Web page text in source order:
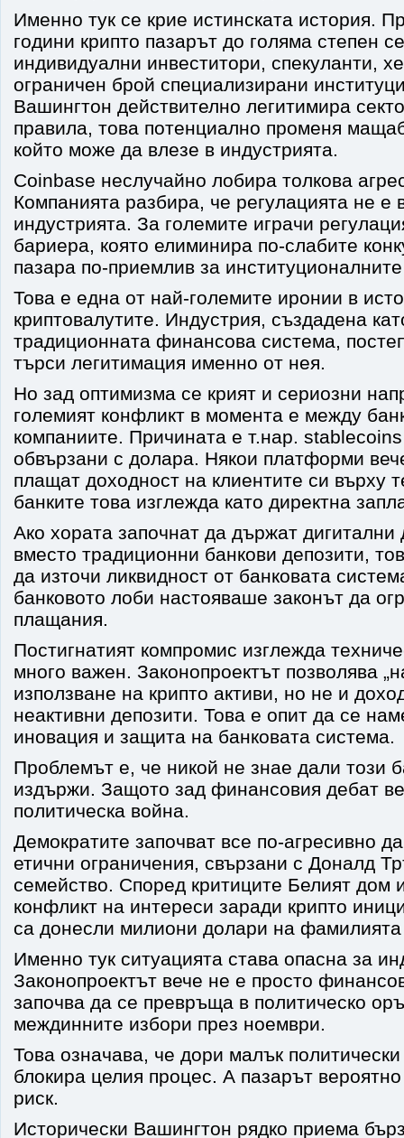
Именно тук се крие истинската история.
години крипто пазарът до голяма степен
индивидуални инвеститори, спекуланти,
ограничен брой специализирани
Вашингтон действително легитимира
правила, това потенциално променя
който може да влезе в индустрията.
Coinbase неслучайно лобира толкова
Компанията разбира, че регулацията не е
индустрията. За големите играчи
бариера, която елиминира по-слабите
пазара по-приемлив за
Това е една от най-големите иронии в
криптовалутите. Индустрия, създадена
традиционната финансова система,
търси легитимация именно от нея.
Но зад оптимизма се крият и сериозни
големият конфликт в момента е между
компаниите. Причината е т.нар.
обвързани с долара. Някои платформи
плащат доходност на клиентите си върху
банките това изглежда като директна
Ако хората започнат да държат
вместо традиционни банкови депозити,
да източи ликвидност от банковата
банковото лоби настояваше законът да
плащания.
Постигнатият компромис изглежда
много важен. Законопроектът позволява
използване на крипто активи, но не и
неактивни депозити. Това е опит да се
иновация и защита на банковата система.
Проблемът е, че никой не знае дали този
издържи. Защото зад финансовия дебат
политическа война.
Демократите започват все по-агресивно
етични ограничения, свързани с Доналд
семейство. Според критиците Белият дом
конфликт на интереси заради крипто
са донесли милиони долари на
Именно тук ситуацията става опасна за
Законопроектът вече не е просто
започва да се превръща в политическо
междинните избори през ноември.
Това означава, че дори малък
блокира целия процес. А пазарът
риск.
Исторически Вашингтон рядко приема